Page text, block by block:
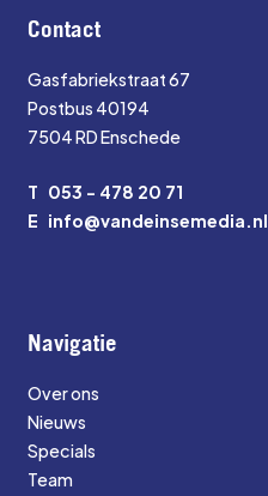
Contact
Gasfabriekstraat 67
Postbus 40194
7504 RD Enschede
T 053 - 478 20 71
E info@vandeinsemedia.nl
Navigatie
Over ons
Nieuws
Specials
Team